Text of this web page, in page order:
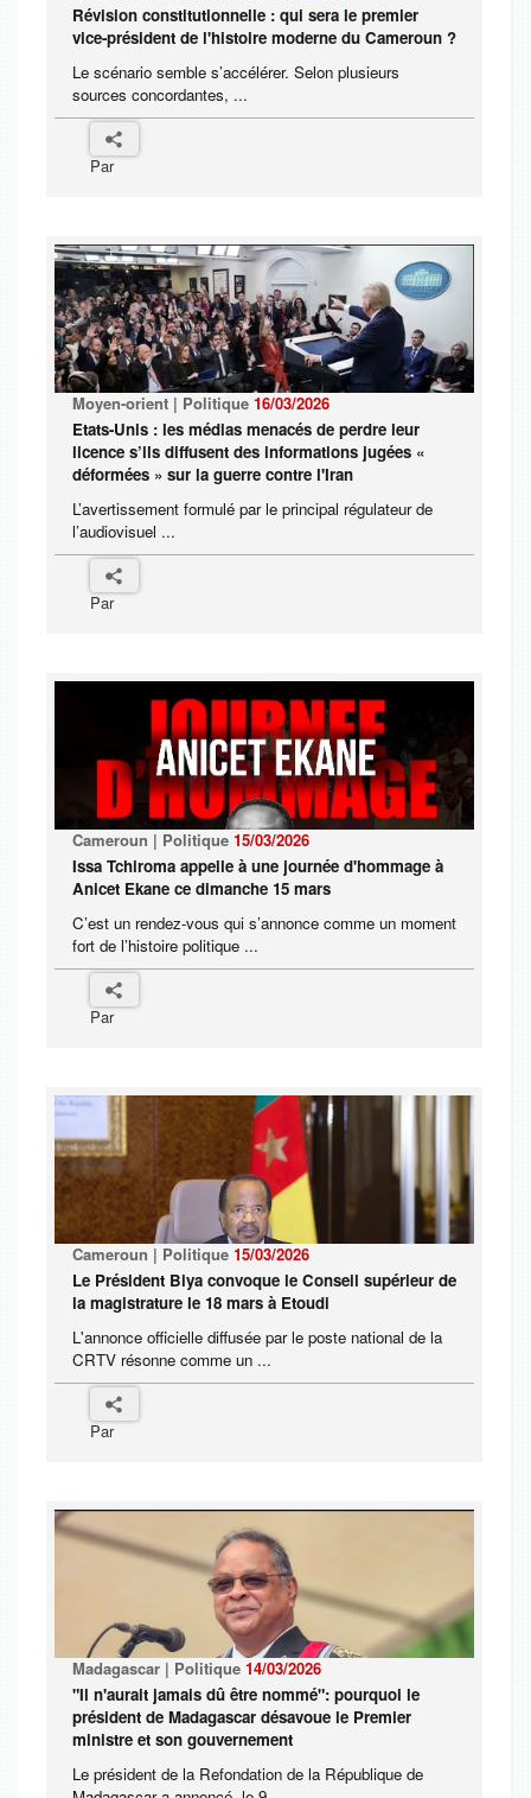
Révision constitutionnelle : qui sera le premier
vice-président de l'histoire moderne du Cameroun ?
Le scénario semble s’accélérer. Selon plusieurs
sources concordantes, ...
Par
Moyen-orient | Politique 16/03/2026
Etats-Unis : les médias menacés de perdre leur
licence s’ils diffusent des informations jugées «
déformées » sur la guerre contre l'Iran
L’avertissement formulé par le principal régulateur de
l’audiovisuel ...
Par
Cameroun | Politique 15/03/2026
Issa Tchiroma appelle à une journée d'hommage à
Anicet Ekane ce dimanche 15 mars
C’est un rendez-vous qui s’annonce comme un moment
fort de l’histoire politique ...
Par
Cameroun | Politique 15/03/2026
Le Président Biya convoque le Conseil supérieur de
la magistrature le 18 mars à Etoudi
L'annonce officielle diffusée par le poste national de la
CRTV résonne comme un ...
Par
Madagascar | Politique 14/03/2026
"Il n'aurait jamais dû être nommé": pourquoi le
président de Madagascar désavoue le Premier
ministre et son gouvernement
Le président de la Refondation de la République de